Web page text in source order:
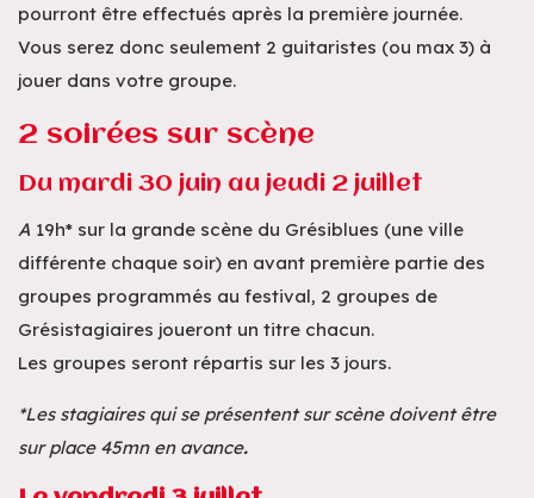
pourront être effectués après la première journée.
Vous serez donc seulement 2 guitaristes (ou max 3) à
jouer dans votre groupe.
2 soirées sur scène
Du mardi 30 juin au jeudi 2 juillet
A 19h* sur la grande scène du Grésiblues (une ville
différente chaque soir) en avant première partie des
groupes programmés au festival, 2 groupes de
Grésistagiaires joueront un titre chacun.
Les groupes seront répartis sur les 3 jours.
*Les stagiaires qui se présentent sur scène doivent être
sur place 45mn en avance.